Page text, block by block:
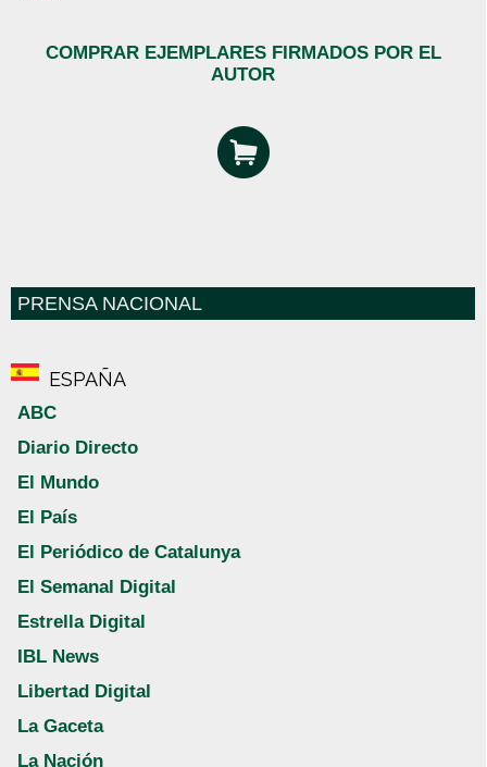
COMPRAR EJEMPLARES FIRMADOS POR EL
AUTOR
PRENSA NACIONAL
ESPAÑA
ABC
Diario Directo
El Mundo
El País
El Periódico de Catalunya
El Semanal Digital
Estrella Digital
IBL News
Libertad Digital
La Gaceta
La Nación